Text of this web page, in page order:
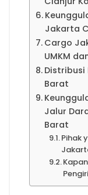
Jakarta
Cargo
UMKM
Barat
Jalur
Barat
Pihak